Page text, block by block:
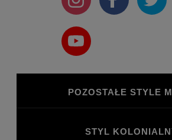
POZOSTAŁE STYLE
STYL